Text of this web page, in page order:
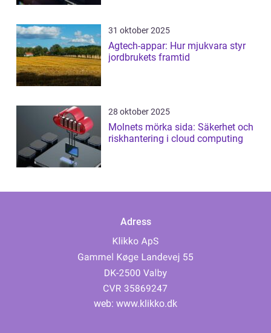
31 oktober 2025
Agtech-appar: Hur mjukvara styr
jordbrukets framtid
28 oktober 2025
Molnets mörka sida: Säkerhet och
riskhantering i cloud computing
Adress
web: www.klikko.dk